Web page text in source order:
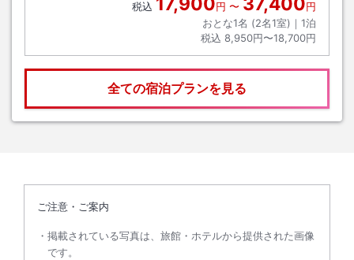
税込 円 〜
円
おとな1名 (2名1室)｜ 1泊
税込 8,950円〜18,700円
全ての宿泊プランを見る
ご注意・ご案内
掲載されている写真は、旅館・ホテルから提供された画像
です。